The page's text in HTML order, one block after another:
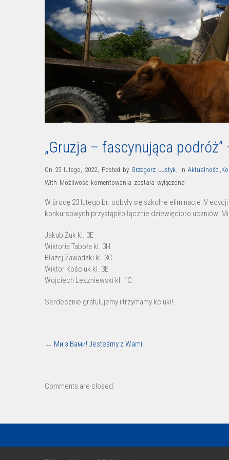
„Gruzja – fascynująca
On 25 lutego, 2022, Posted by Grzegorz Lustyk, In Aktualności,
With Możliwość komentowania „Gruzja
fascynująca
została wyłączona
W środę 23 lutego br. odbyły się szkolne eliminacje IV
konkursowych przystąpiło łącznie dziewięcioro uczniów.
Jakub Żuk kl. 3E
Wiktoria Taboła kl. 3H
Błażej Zawadzki kl. 3C
Wiktor Kościuk kl. 3E
Wojciech Leszniewski kl. 1C
Serdecznie gratulujemy i trzymamy kciuki!
← Ми з Вами! Jesteśmy z Wami!
Comments are closed.